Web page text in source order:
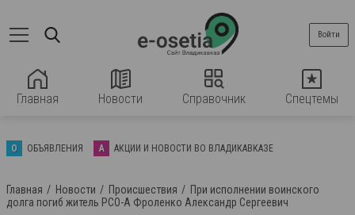
Главная Новости Справочник Спецтемы
Войти
О ОБЪЯВЛЕНИЯ А АКЦИИ И НОВОСТИ ВО ВЛАДИКАВКАЗЕ
Главная Новости Происшествия
При исполнении воинского
долга погиб житель РСО-А Фроленко Александр Сергеевич